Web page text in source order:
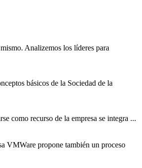
Analizemos los líderes para
básicos de la Sociedad de la
como recurso de la empresa se integra ...
VMWare propone también un proceso